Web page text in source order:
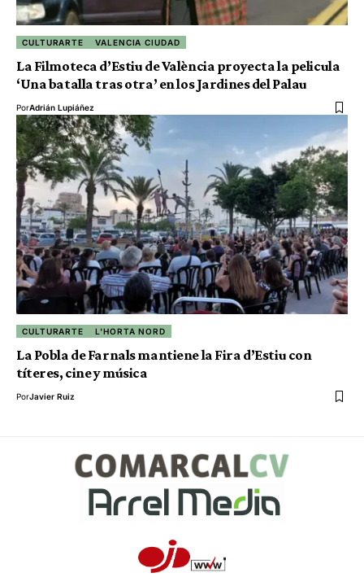
CULTURARTE VALENCIA CIUDAD
La Filmoteca d’Estiu de València proyecta la pelicula
‘Una batalla tras otra’ en los Jardines del Palau
PorAdrián Lupiáñez
CULTURARTE L'HORTA NORD
La Pobla de Farnals mantiene la Fira d’Estiu con
títeres, cine y música
PorJavier Ruiz